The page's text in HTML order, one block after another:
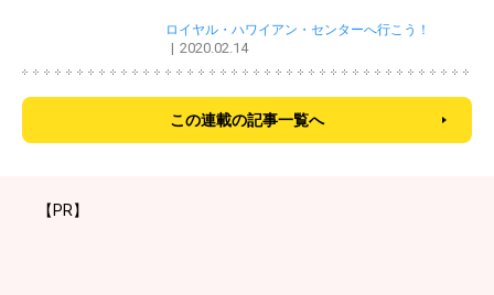
ロイヤル・ハワイアン・センターへ行こう！
2020.02.14
この連載の記事一覧へ
【PR】